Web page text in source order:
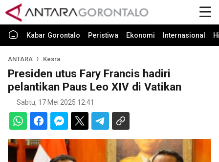
Kabar Gorontalo Peristiwa Ekonomi Internasional
ANTARA Kesra
Presiden utus Fary Francis hadiri
pelantikan Paus Leo XIV di Vatikan
Sabtu, 17 Mei 2025 12:41